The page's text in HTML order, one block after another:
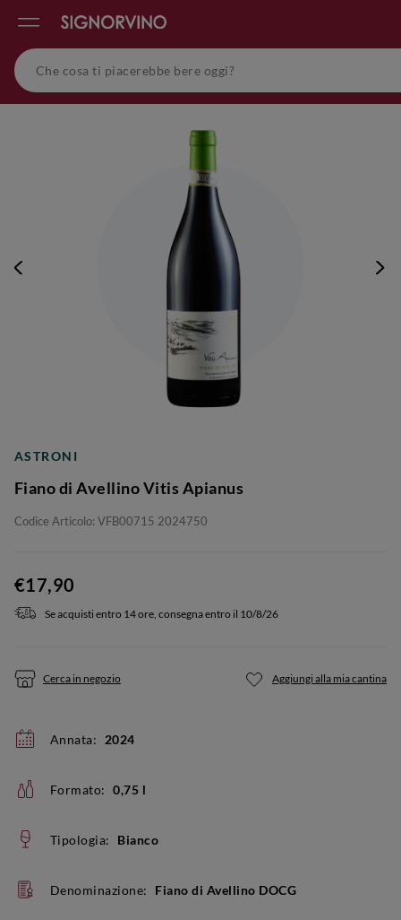
ASTRONI
Fiano di Avellino Vitis Apianus
Codice Articolo: VFB00715 2024750
€17,90
Se acquisti entro 14 ore, consegna entro il 10/8/26
Cerca in negozio Aggiungi alla mia cantina
Annata: 2024
Formato: 0,75 l
Tipologia: Bianco
Denominazione: Fiano di Avellino DOCG